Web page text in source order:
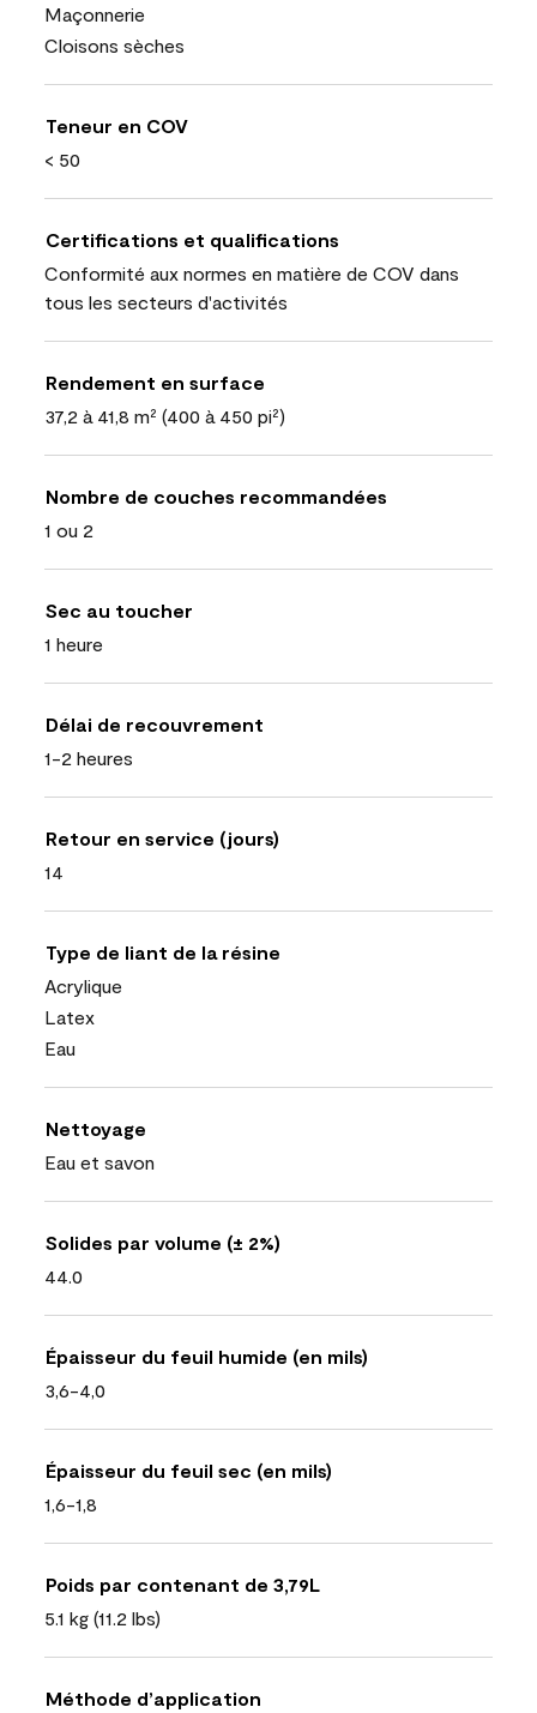
Maçonnerie
Cloisons sèches
Teneur en COV
< 50
Certifications et qualifications
Conformité aux normes en matière de COV dans
tous les secteurs d'activités
Rendement en surface
37,2 à 41,8 m² (400 à 450 pi²)
Nombre de couches recommandées
1 ou 2
Sec au toucher
1 heure
Délai de recouvrement
1-2 heures
Retour en service (jours)
14
Type de liant de la résine
Acrylique
Latex
Eau
Nettoyage
Eau et savon
Solides par volume (± 2%)
44.0
Épaisseur du feuil humide (en mils)
3,6-4,0
Épaisseur du feuil sec (en mils)
1,6-1,8
Poids par contenant de 3,79L
5.1 kg (11.2 lbs)
Méthode d’application